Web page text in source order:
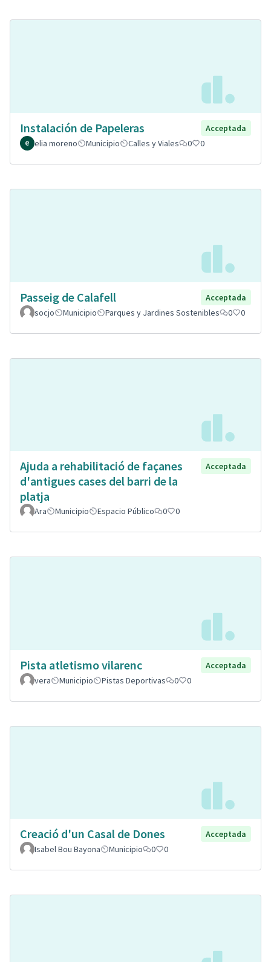
Instalación de Papeleras
Acceptada
elia moreno
Municipio Calles y Viales 0 0
Passeig de Calafell
Acceptada
socjo
Municipio Parques y Jardines Sostenibles 0 0
Ajuda a rehabilitació de façanes
d'antigues cases del barri de la
platja
Acceptada
Ara Municipio Espacio Público 0 0
Pista atletismo vilarenc
Acceptada
vera
Municipio Pistas Deportivas 0 0
Creació d'un Casal de Dones
Acceptada
Isabel Bou Bayona
Municipio 0 0